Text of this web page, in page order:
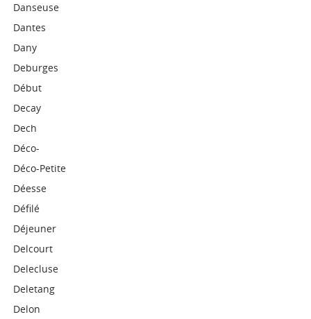
Danseuse
Dantes
Dany
Deburges
Début
Decay
Dech
Déco-
Déco-Petite
Déesse
Défilé
Déjeuner
Delcourt
Delecluse
Deletang
Delon